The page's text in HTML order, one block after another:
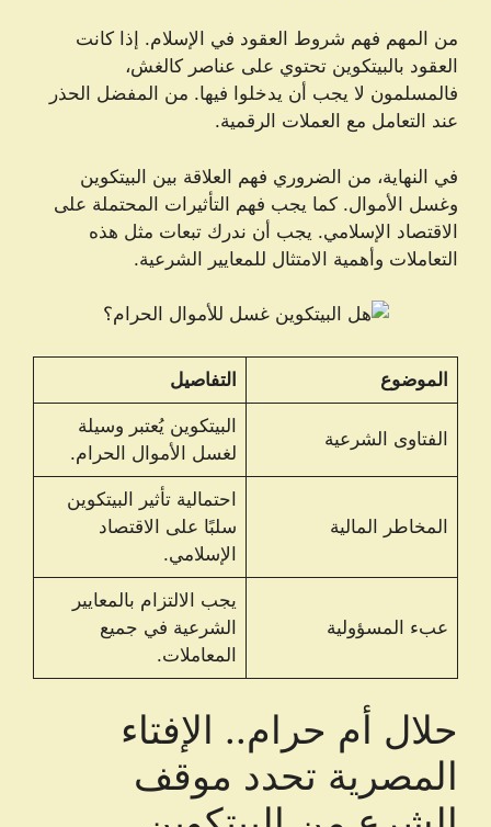
من المهم فهم شروط العقود في الإسلام. إذا كانت
العقود بالبيتكوين تحتوي على عناصر كالغش،
فالمسلمون لا يجب أن يدخلوا فيها. من المفضل الحذر
عند التعامل مع العملات الرقمية.
في النهاية، من الضروري فهم العلاقة بين البيتكوين
وغسل الأموال. كما يجب فهم التأثيرات المحتملة على
الاقتصاد الإسلامي. يجب أن ندرك تبعات مثل هذه
التعاملات وأهمية الامتثال للمعايير الشرعية.
الموضوع التفاصيل
الفتاوى الشرعية
البيتكوين يُعتبر وسيلة
لغسل الأموال الحرام.
المخاطر المالية
احتمالية تأثير البيتكوين
سلبًا على الاقتصاد
الإسلامي.
عبء المسؤولية
يجب الالتزام بالمعايير
الشرعية في جميع
المعاملات.
حلال أم حرام.. الإفتاء
المصرية تحدد موقف